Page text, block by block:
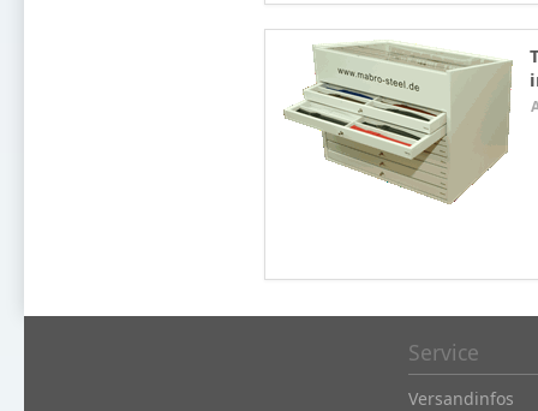
Service
Versandinfos